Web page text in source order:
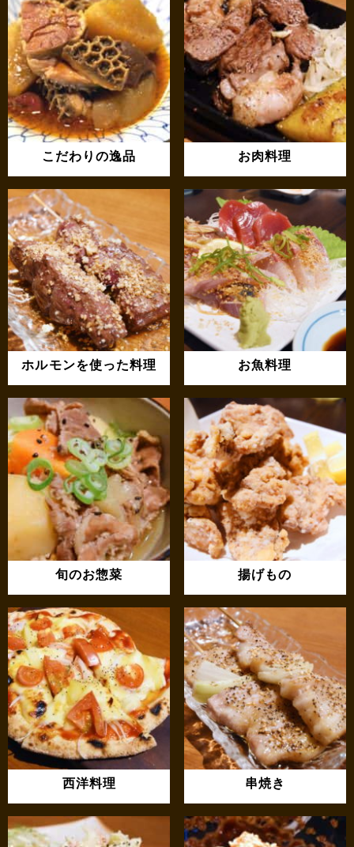
こだわりの逸品 お肉料理
ホルモンを使った料理 お魚料理
旬のお惣菜 揚げもの
西洋料理 串焼き